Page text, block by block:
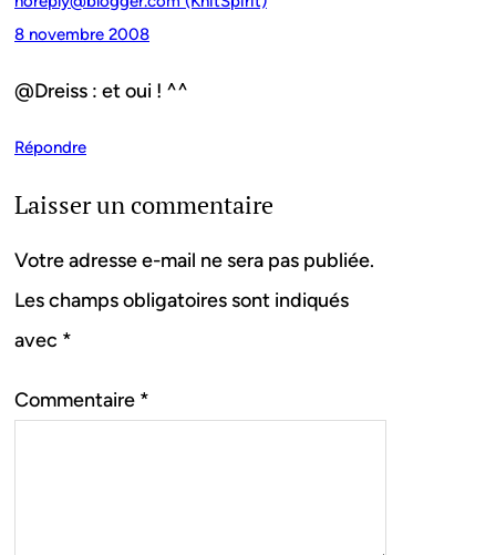
8 novembre 2008
@Dreiss : et oui ! ^^
Répondre
Laisser un commentaire
Votre adresse e-mail ne sera pas publiée.
Les champs obligatoires sont indiqués
avec *
Commentaire *